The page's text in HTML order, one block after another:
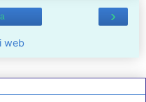
›
web